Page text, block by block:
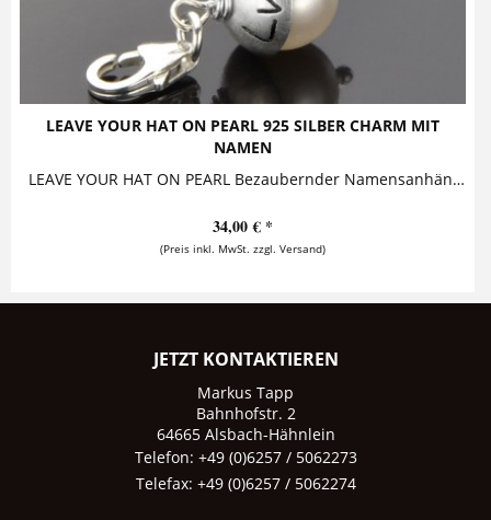
LEAVE YOUR HAT ON PEARL 925 SILBER CHARM MIT
NAMEN
LEAVE YOUR HAT ON PEARL Bezaubernder Namensanhänger mit Gravur, bestehend aus einer Perle, die ein Silberhütchen trägt. Das Hütchen kann mit...
34,00 € *
(Preis inkl. MwSt. zzgl. Versand)
JETZT KONTAKTIEREN
Markus Tapp
Bahnhofstr. 2
64665 Alsbach-Hähnlein
Telefon: +49 (0)6257 / 5062273
Telefax: +49 (0)6257 / 5062274